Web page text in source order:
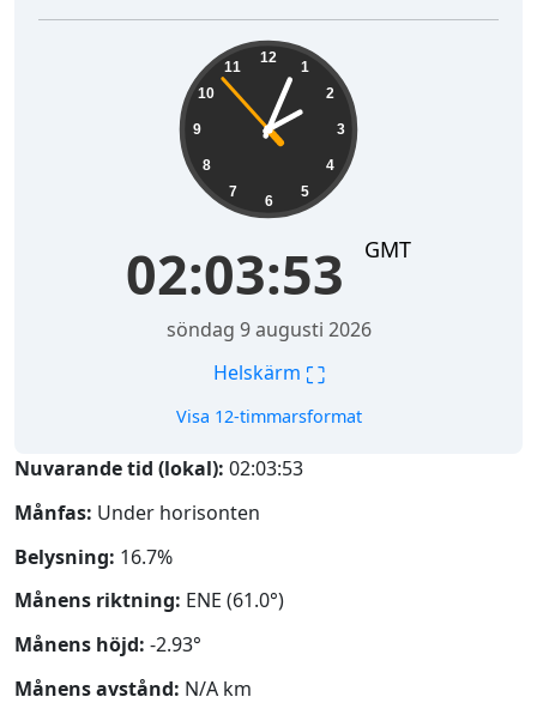
12
1
2
3
4
5
6
7
8
9
10
11
02:03:54 GMT
söndag 9 augusti 2026
Helskärm ⛶
Visa 12-timmarsformat
Nuvarande tid (lokal): 02:03:54
Månfas: Under horisonten
Belysning: 16.7%
Månens riktning: ENE (61.0°)
Månens höjd: -2.93°
Månens avstånd: N/A km